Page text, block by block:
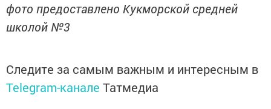
фото предоставлено Кукморской средней
школой №3
Следите за самым важным и интересным в
Telegram-канале Татмедиа